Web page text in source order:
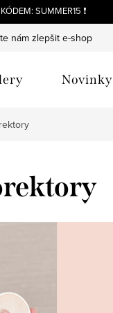
SUMMER15 ❗
nám zlepšit e-shop
Novinky